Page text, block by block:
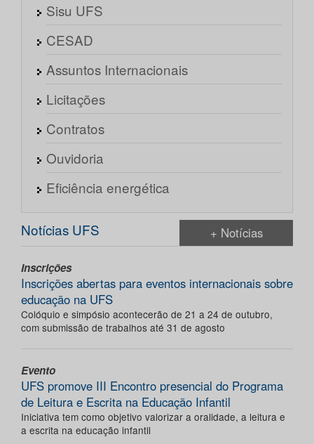
Sisu UFS
CESAD
Assuntos Internacionais
Licitações
Contratos
Ouvidoria
Eficiência energética
Notícias UFS + Notícias
Inscrições
Inscrições abertas para eventos internacionais sobre
educação na UFS
Colóquio e simpósio acontecerão de 21 a 24 de outubro,
com submissão de trabalhos até 31 de agosto
Evento
UFS promove III Encontro presencial do Programa
de Leitura e Escrita na Educação Infantil
Iniciativa tem como objetivo valorizar a oralidade, a leitura e
a escrita na educação infantil